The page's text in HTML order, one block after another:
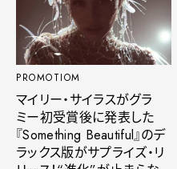
PROMOTIOM
マイリー・サイラスがグラ
ミー初受賞後に発表した
『Something Beautiful』のデ
ラックス版がサプライズ・リ